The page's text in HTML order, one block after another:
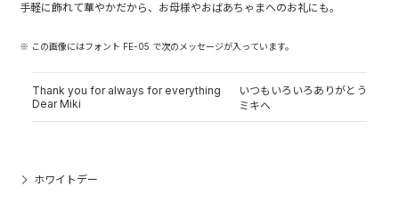
手軽に飾れて華やかだから、お母様やおばあちゃまへのお礼にも。
※ この画像にはフォント FE-05 で次のメッセージが入っています。
Thank you for always for everything
Dear Miki
いつもいろいろありがとう
ミキへ
ホワイトデー